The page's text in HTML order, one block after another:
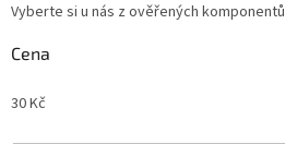
Vyberte si u nás z ověřených
Cena
30Kč